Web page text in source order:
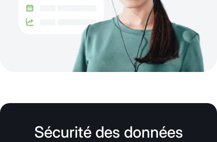
Sécurité des données